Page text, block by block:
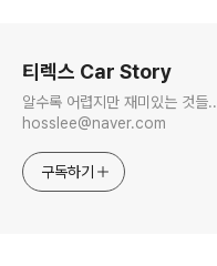
티렉스 Car Story
알수록 어렵지만 재미있는 것들
hosslee@naver.com
구독하기